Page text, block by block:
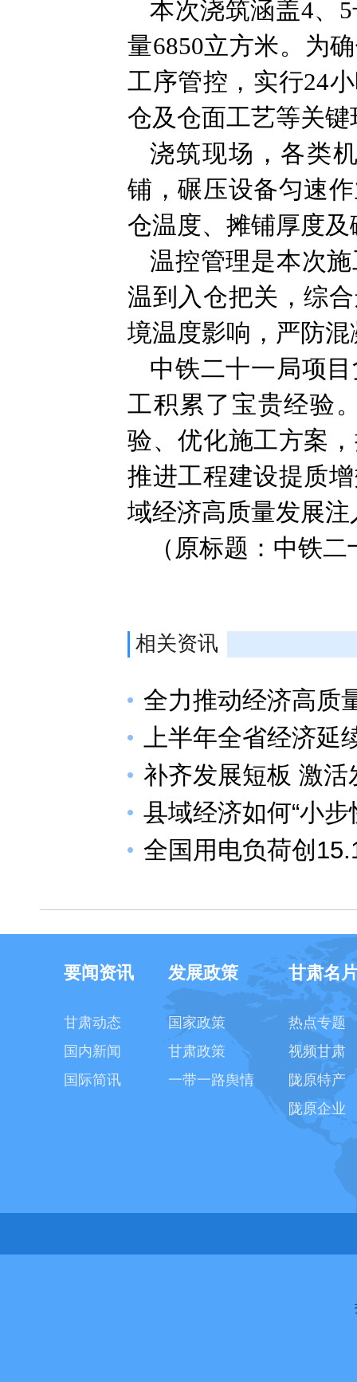
本次浇筑涵盖4、
量6850立方米。为
工序管控，实行24
仓及仓面工艺等关
浇筑现场，各类
铺，碾压设备匀速
仓温度、摊铺厚度
温控管理是本次
温到入仓把关，综
境温度影响，严防
中铁二十一局项
工积累了宝贵经验
验、优化施工方案
推进工程建设提质
域经济高质量发展
（原标题：中铁
相关资讯
全力推动经济高
上半年全省经济
补齐发展短板 激
县域经济如何“小步
全国用电负荷创
要闻资讯
甘肃动态
国内新闻
国际简讯
发展政策
国家政策
甘肃政策
一带一路舆情
甘肃名
热点专题
视频甘肃
陇原特产
陇原企业